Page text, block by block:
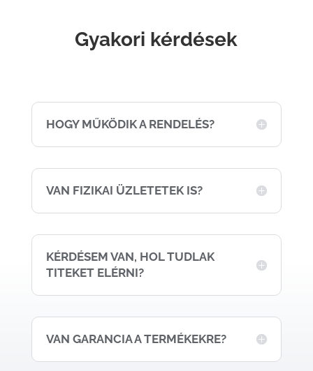
Gyakori kérdések
HOGY MŰKÖDIK A RENDELÉS?
VAN FIZIKAI ÜZLETETEK IS?
KÉRDÉSEM VAN, HOL TUDLAK
TITEKET ELÉRNI?
VAN GARANCIA A TERMÉKEKRE?